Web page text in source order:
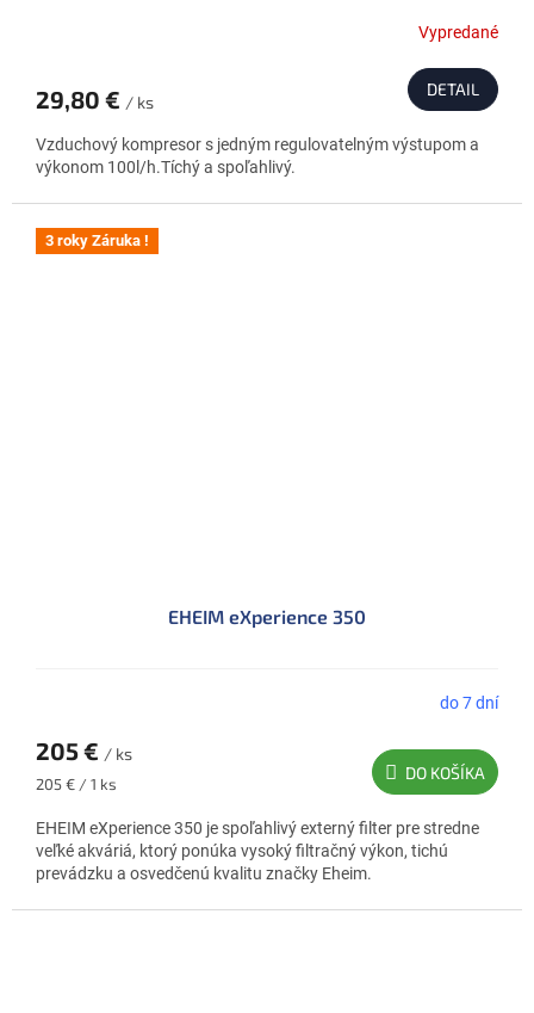
Vypredané
29,80 € / ks
DETAIL
Vzduchový kompresor s jedným regulovatelným výstupom a
výkonom 100l/h.Tíchý a spoľahlivý.
3 roky Záruka !
EHEIM eXperience 350
produktu
5,0
z
hviezdičiek.
do 7 dní
205 € / ks
Jednotková
205 € / 1 ks
DO KOŠÍKA
EHEIM eXperience 350 je spoľahlivý externý filter pre stredne
veľké akváriá, ktorý ponúka vysoký filtračný výkon, tichú
prevádzku a osvedčenú kvalitu značky Eheim.